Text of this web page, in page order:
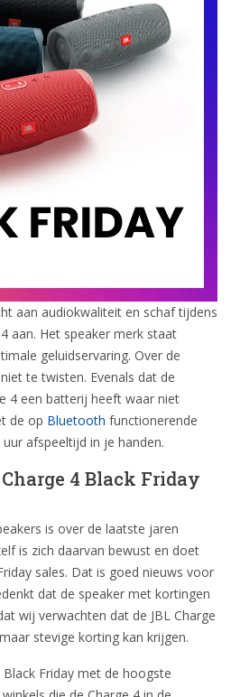
aan audiokwaliteit en schaf tijdens
aan. Het speaker merk staat
geluidservaring. Over de
te twisten. Evenals dat de
4 een batterij heeft waar niet
de op Bluetooth functionerende
afspeeltijd in je handen.
4 Black Friday
is over de laatste jaren
is zich daarvan bewust en doet
sales. Dat is goed nieuws voor
dat de speaker met kortingen
wij verwachten dat de JBL Charge
stevige korting kan krijgen.
Friday met de hoogste